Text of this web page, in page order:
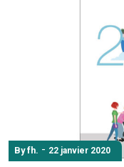
By fh. - 22 janvier 2020